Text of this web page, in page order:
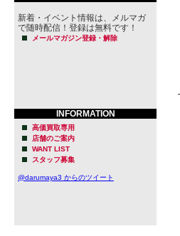
新着・イベント情報は、メルマガ
で随時配信！登録は無料です！
メールマガジン登録・解除
INFORMATION
高価買取専用
店舗のご案内
WANT LIST
スタッフ募集
@darumaya3 からのツイート